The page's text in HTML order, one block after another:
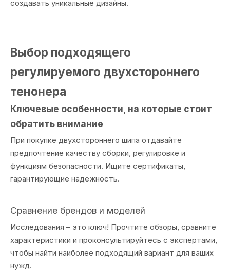
создавать уникальные дизайны.
Выбор подходящего
регулируемого двухстороннего
тенонера
Ключевые особенности, на которые стоит
обратить внимание
При покупке двухстороннего шипа отдавайте
предпочтение качеству сборки, регулировке и
функциям безопасности. Ищите сертификаты,
гарантирующие надежность.
Сравнение брендов и моделей
Исследования – это ключ! Прочтите обзоры, сравните
характеристики и проконсультируйтесь с экспертами,
чтобы найти наиболее подходящий вариант для ваших
нужд.